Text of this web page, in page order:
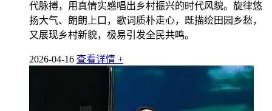
代脉搏，用真情实感唱出乡村振兴的时代风貌。旋律悠
扬大气、朗朗上口，歌词质朴走心，既描绘田园乡愁，
又展现乡村新貌，极易引发全民共鸣。
2026-04-16 查看详情 +